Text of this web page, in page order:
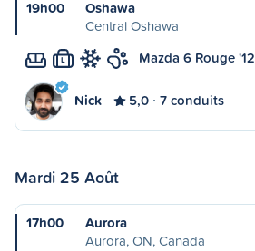
19h00
Oshawa
Central Oshawa
L Mazda 6 Rouge '12
Nick 5,0 7 conduits
Mardi 25 Août
17h00
Aurora
Aurora, ON, Canada